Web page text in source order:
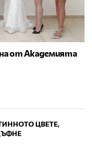
от Академията
ЦВЕТЕ,